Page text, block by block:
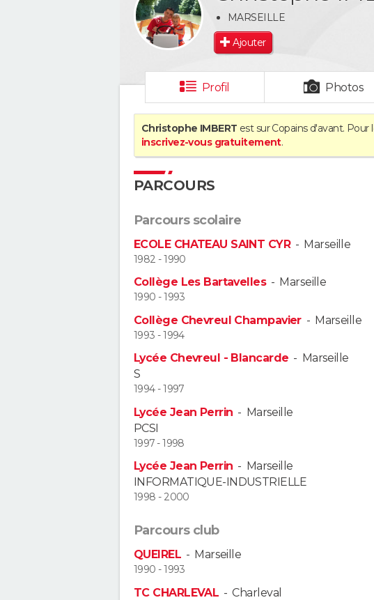
MARSEILLE
Ajouter
Profil Photos
Christophe IMBERT est sur Copains d'avant. Pour
inscrivez-vous gratuitement.
PARCOURS
Parcours scolaire
ECOLE CHATEAU SAINT CYR- Marseille
1982 - 1990
Collège Les Bartavelles- Marseille
1990 - 1993
Collège Chevreul Champavier- Marseille
1993 - 1994
Lycée Chevreul - Blancarde - Marseille
S
1994 - 1997
Lycée Jean Perrin - Marseille
PCSI
1997 - 1998
Lycée Jean Perrin - Marseille
INFORMATIQUE-INDUSTRIELLE
1998 - 2000
Parcours club
QUEIREL - Marseille
1990 - 1993
TC CHARLEVAL -Charleval